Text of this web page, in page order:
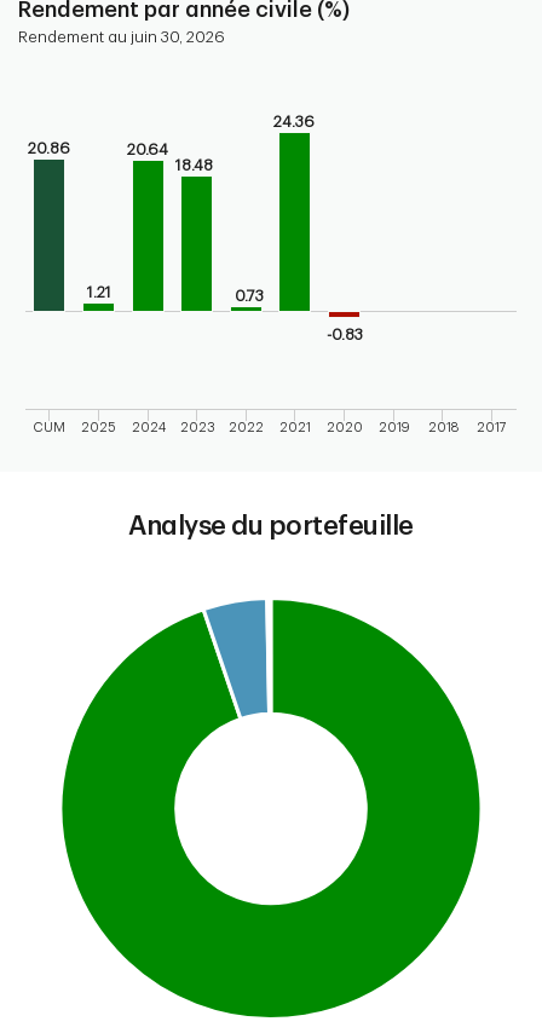
Rendement par année civile (%)
Rendement au juin 30, 2026
Bar chart for calendar performance of the fund
The chart has 1 X axis displaying categories.
20.86
1.21
20.64
18.48
0.73
24.36
-0.83
CUM 2025 2024 2023 2022 2021 2020 2019 2018 2017
Analyse du portefeuille
Pie chart with 4 slices.
This is a portfolio analysis pie chart